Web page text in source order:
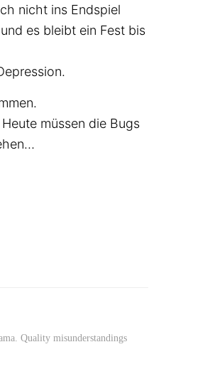
nicht ins Endspiel
es bleibt ein Fest bis
müssen die Bugs
Quality misunderstandings